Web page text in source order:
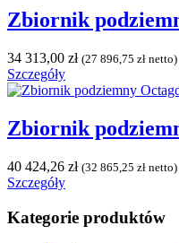
Zbiornik
34 313,00 zł (27 896,75 zł netto)
Szczegóły
Zbiornik
40 424,26 zł (32 865,25 zł netto)
Szczegóły
Kategorie produktów